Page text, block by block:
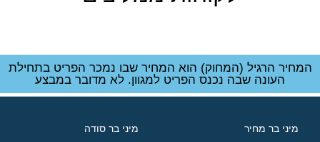
המחיר הרגיל (המחוק) הוא המחיר שבו נמכר הפריט בתחילת
העונה שבה נכנס הפריט למגוון. לא מדובר במבצע
מיני בר מחיר
מיני בר סודה